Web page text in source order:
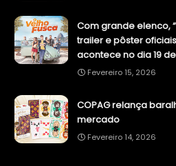
Com grande elenco,
trailer e pôster
acontece no dia 19
Fevereiro 15, 2026
COPAG relança
mercado
Fevereiro 14, 2026